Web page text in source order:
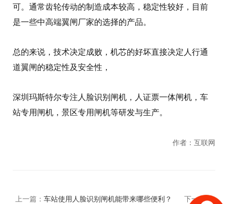
可。通常齿轮传动的制造成本较高，稳定性较好，目前
是一些中高端翼闸厂家的选择的产品。
总的来说，技术决定成败，机芯的好坏直接决定人行通
道翼闸的稳定性及安全性，
深圳玛斯特尔专注人脸识别闸机，人证票一体闸机，车
站专用闸机，景区专用闸机等研发与生产。
作者：互联网
上一篇： 车站使用人脸识别闸机能带来哪些便利？
下一篇：